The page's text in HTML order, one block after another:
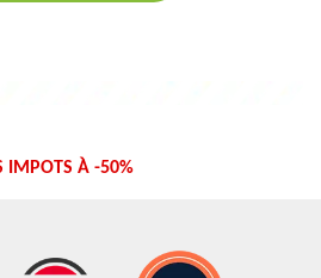
IMPOTS À -50%